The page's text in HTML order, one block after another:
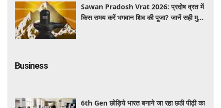
Sawan Pradosh Vrat 2026: प्रदोष व्रत में
किस समय करें भगवान शिव की पूजा? जानें सही मुहूर्त
Business
6th Gen छोड़िये भारत बनाने जा रहा छठी पीढ़ी का